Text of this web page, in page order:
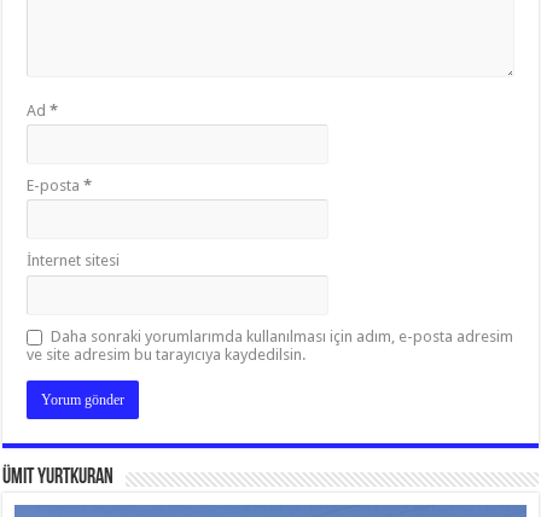
Ad*
E-posta*
İnternet sitesi
Daha sonraki yorumlarımda kullanılması için adım, e-posta adresim
ve site adresim bu tarayıcıya kaydedilsin.
Ümit Yurtkuran